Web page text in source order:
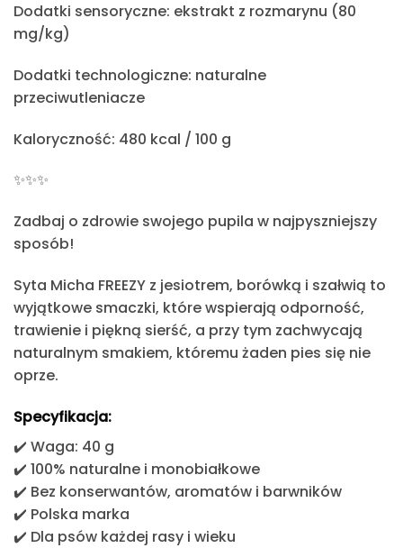
Dodatki sensoryczne: ekstrakt z rozmarynu (80
mg/kg)
Dodatki technologiczne: naturalne
przeciwutleniacze
Kaloryczność: 480 kcal / 100 g
✨✨✨
Zadbaj o zdrowie swojego pupila w najpyszniejszy
sposób!
Syta Micha FREEZY z jesiotrem, borówką i szałwią to
wyjątkowe smaczki, które wspierają odporność,
trawienie i piękną sierść, a przy tym zachwycają
naturalnym smakiem, któremu żaden pies się nie
oprze.
Specyfikacja:
✔️ Waga: 40 g
✔️ 100% naturalne i monobiałkowe
✔️ Bez konserwantów, aromatów i barwników
✔️ Polska marka
✔️ Dla psów każdej rasy i wieku